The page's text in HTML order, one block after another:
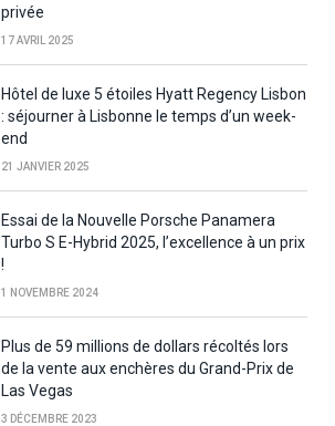
privée
17 AVRIL 2025
Hôtel de luxe 5 étoiles Hyatt Regency Lisbon
: séjourner à Lisbonne le temps d’un week-
end
21 JANVIER 2025
Essai de la Nouvelle Porsche Panamera
Turbo S E-Hybrid 2025, l’excellence à un prix
!
1 NOVEMBRE 2024
Plus de 59 millions de dollars récoltés lors
de la vente aux enchères du Grand-Prix de
Las Vegas
3 DÉCEMBRE 2023